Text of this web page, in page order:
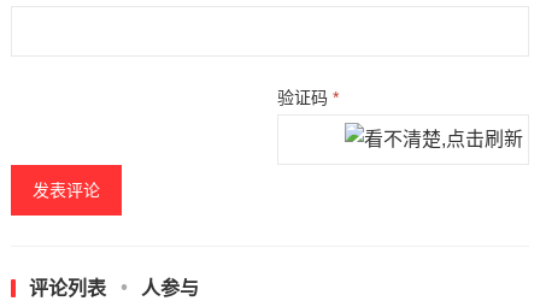
验证码*
评论列表 人参与